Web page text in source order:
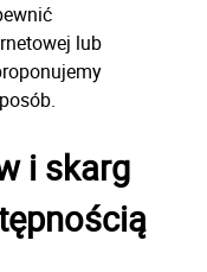
lub
i skarg